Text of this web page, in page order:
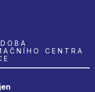
CENTRA